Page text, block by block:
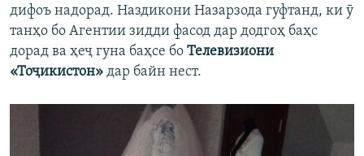
дифоъ надорад. Наздикони Назарзода гуфтанд, ки ӯ
танҳо бо Агентии зидди фасод дар додгоҳ баҳс
дорад ва ҳеҷ гуна баҳсе бо Телевизиони
«Тоҷикистон» дар байн нест.